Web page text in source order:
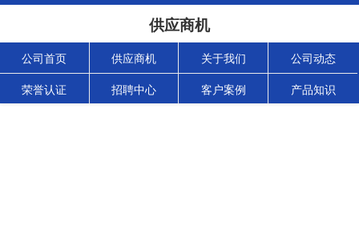
供应商机
公司首页 供应商机 关于我们 公司动态
荣誉认证 招聘中心 客户案例 产品知识